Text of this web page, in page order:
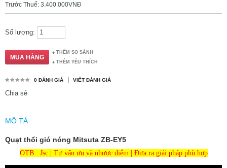
Trước Thuế: 3.400.000VNĐ
Số lượng:
THÊM SO SÁNH
THÊM YÊU THÍCH
0 ĐÁNH GIÁ VIẾT ĐÁNH GIÁ
Chia sẻ
MÔ TẢ
Quạt thổi gió nóng Mitsuta ZB-EY5
OTB . Jsc | Tư vấn ưu và nhược điểm | Đưa ra giải pháp phù hợp